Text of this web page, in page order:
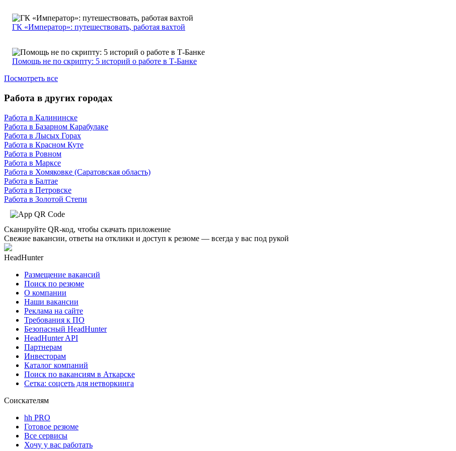
ГК «Император»: путешествовать, работая вахтой
Помощь не по скрипту: 5 историй о работе в Т-Банке
Посмотреть все
Работа в других городах
Работа в Калининске
Работа в Базарном Карабулаке
Работа в Лысых Горах
Работа в Красном Куте
Работа в Ровном
Работа в Марксе
Работа в Хомяковке (Саратовская область)
Работа в Балтае
Работа в Петровске
Работа в Золотой Степи
Сканируйте QR-код, чтобы скачать приложение
Свежие вакансии, ответы на отклики и доступ к резюме — всегда у вас под рукой
HeadHunter
Размещение вакансий
Поиск по резюме
О компании
Наши вакансии
Реклама на сайте
Требования к ПО
Безопасный HeadHunter
HeadHunter API
Партнерам
Инвесторам
Каталог компаний
Поиск по вакансиям в Аткарске
Сетка: соцсеть для нетворкинга
Соискателям
hh PRO
Готовое резюме
Все сервисы
Хочу у вас работать